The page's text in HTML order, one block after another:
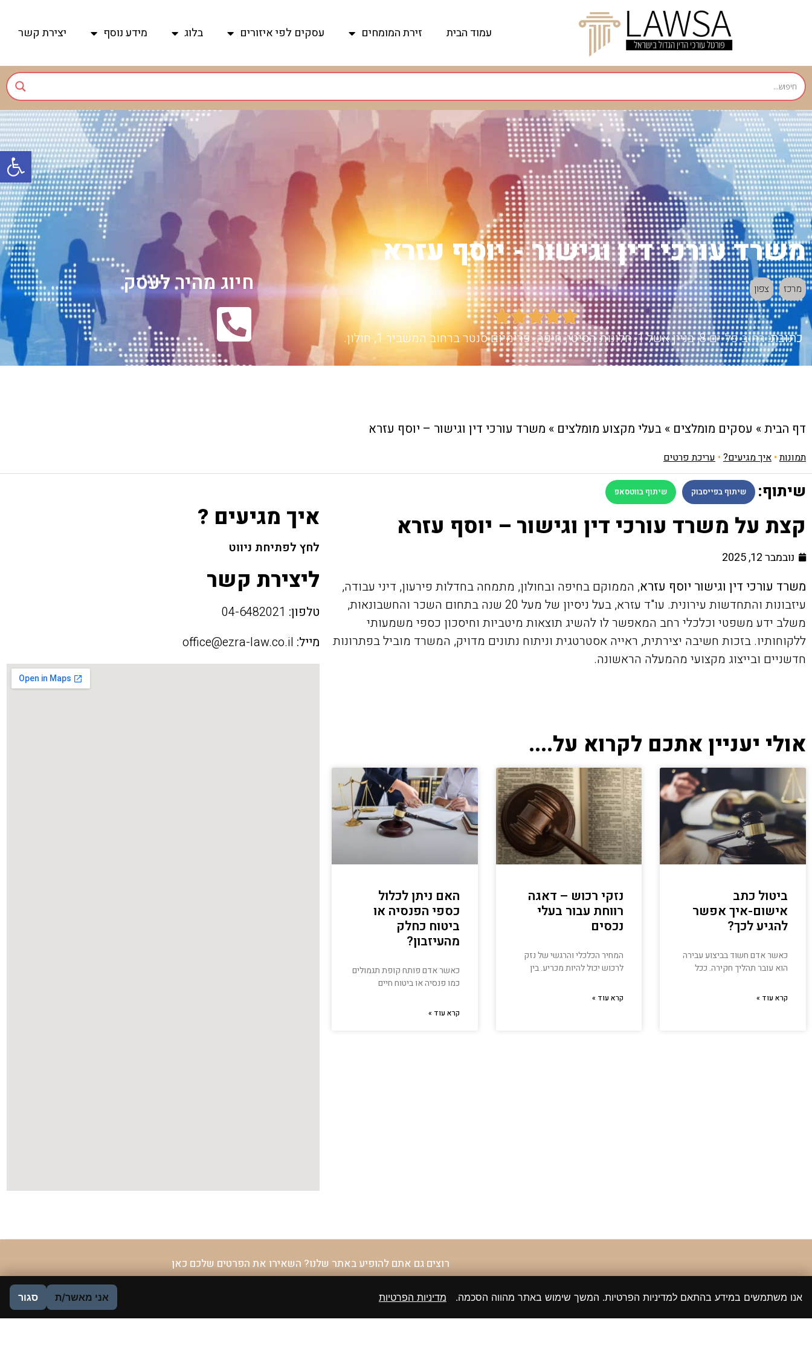
עמוד הבית זירת המומחים עסקים לפי איזורים בלוג מידע נוסף יצירת קשר
משרד עורכי דין וגישור - יוסף עזרא
מרכז צפון





כתובת:רחוב פל-ים 8, בניין אשל 1, חלונות הסיטי, חיפה. פרימיום סנטר ברחוב המשביר 1, חולון.
חיוג מהיר לעסק
דף הבית» עסקים מומלצים » בעלי מקצוע מומלצים » משרד עורכי דין וגישור – יוסף עזרא
תמונות• איך מגיעים? • עריכת פרטים
שיתוף: שיתוף בפייסבוק שיתוף בווטסאפ
קצת על משרד עורכי דין וגישור – יוסף עזרא
נובמבר 12, 2025
משרד עורכי דין וגישור יוסף עזרא, הממוקם בחיפה ובחולון, מתמחה בחדלות פירעון, דיני עבודה,
עיזבונות והתחדשות עירונית. עו"ד עזרא, בעל ניסיון של מעל 20 שנה בתחום השכר והחשבונאות,
משלב ידע משפטי וכלכלי רחב המאפשר לו להשיג תוצאות מיטביות וחיסכון כספי משמעותי
ללקוחותיו. בזכות חשיבה יצירתית, ראייה אסטרטגית וניתוח נתונים מדויק, המשרד מוביל בפתרונות
חדשניים ובייצוג מקצועי מהמעלה הראשונה.
אולי יעניין אתכם לקרוא על....
ביטול כתב
אישום-איך אפשר
להגיע לכך?
כאשר אדם חשוד בביצוע עבירה
הוא עובר תהליך חקירה. ככל
קרא עוד »
נזקי רכוש – דאגה
רווחת עבור בעלי
נכסים
המחיר הכלכלי והרגשי של נזק
לרכוש יכול להיות מכריע. בין
קרא עוד »
האם ניתן לכלול
כספי הפנסיה או
ביטוח כחלק
מהעיזבון?
כאשר אדם פותח קופת תגמולים
כמו פנסיה או ביטוח חיים
קרא עוד »
איך מגיעים ?
לחץ לפתיחת ניווט
ליצירת קשר
טלפון:
מייל: office@ezra-law.co.il
רוצים גם אתם להופיע באתר שלנו? השאירו את הפרטים שלכם כאן
אנו משתמשים במידע בהתאם למדיניות הפרטיות. המשך שימוש באתר מהווה הסכמה. מדיניות הפרטיות אני מאשר/ת סגור